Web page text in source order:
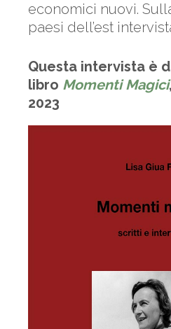
economici nuovi.
paesi dell’est
Questa intervista è
libro Momenti Magici
2023